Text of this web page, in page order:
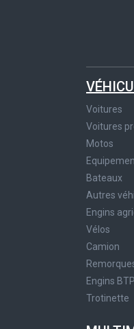
Voitures
Voitures
Motos
Bateaux
Autres
Engins
Vélos
Camion
Engins BTP
Trotinette